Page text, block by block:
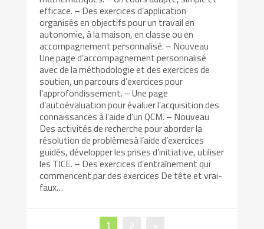
efficace. – Des exercices d’application
organisés en objectifs pour un travail en
autonomie, à la maison, en classe ou en
accompagnement personnalisé. – Nouveau
Une page d’accompagnement personnalisé
avec de la méthodologie et des exercices de
soutien, un parcours d’exercices pour
l’approfondissement. – Une page
d’autoévaluation pour évaluer l’acquisition des
connaissances à l’aide d’un QCM. – Nouveau
Des activités de recherche pour aborder la
résolution de problèmesà l’aide d’exercices
guidés, développer les prises d’initiative, utiliser
les TICE. – Des exercices d’entraînement qui
commencent par des exercices De tête et vrai-
faux…
Page
1